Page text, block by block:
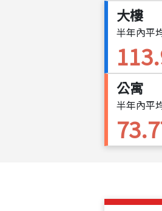
大樓
半年內平
公寓
半年內平